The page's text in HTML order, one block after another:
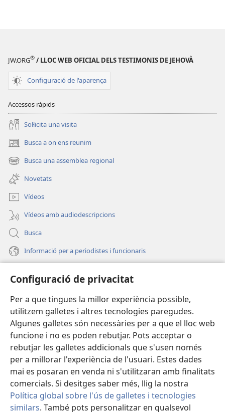
Configuració de privacitat
Per a que tingues la millor experiència possible,
utilitzem galletes i altres tecnologies paregudes.
Algunes galletes són necessàries per a que el lloc web
funcione i no es poden rebutjar. Pots acceptar o
rebutjar les galletes addicionals que s'usen només
per a millorar l'experiència de l'usuari. Estes dades
mai es posaran en venda ni s'utilitzaran amb finalitats
comercials. Si desitges saber més, llig la nostra
Política global sobre l'ús de galletes i tecnologies
similars. També pots personalitzar en qualsevol
JW.ORG® / LLOC WEB OFICIAL DELS TESTIMONIS DE JEHOVÀ
Configuració de l'aparença
Accessos ràpids
Soŀlicita una visita
Busca a on ens reunim
(obri
en
una
finestra
nova)
Busca una assemblea regional
(obri
en
una
finestra
nova)
Novetats
Vídeos
Vídeos amb audiodescripcions
Busca
Informació per a periodistes i funcionaris
(obri
en
una
finestra
nova)
BIBLIOTECA EN LÍNIA Watchtower™
(obri
en
una
finestra
nova)
JW Hub
(obri
en
una
finestra
nova)
®